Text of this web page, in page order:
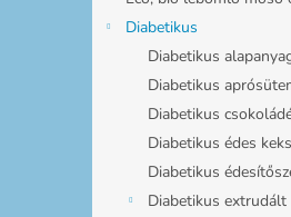
Diabetikus
Diabetikus
Diabetikus
Diabetikus
Diabetikus édes
Diabetikus
Diabetikus extrudált